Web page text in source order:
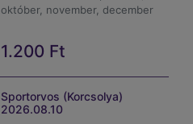
szíveskedjék aki
a vizsgálaton
névvel ellátott patikai
tégelyben magával
Lehetőség
bankkártyával
fizetni!
Kérjük a sportolói
kérdőívet szülő
október, november, december
1.200 Ft
Sportorvos (Korcsolya)
2026.08.10